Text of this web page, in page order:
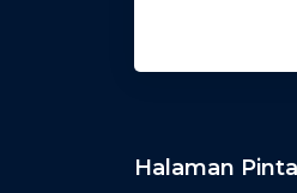
Halaman